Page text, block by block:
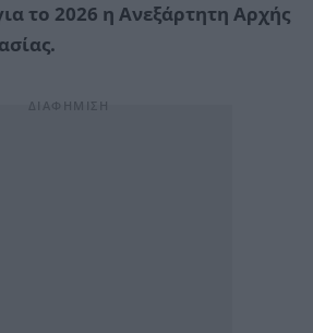
το 2026 η Ανεξάρτητη Αρχής